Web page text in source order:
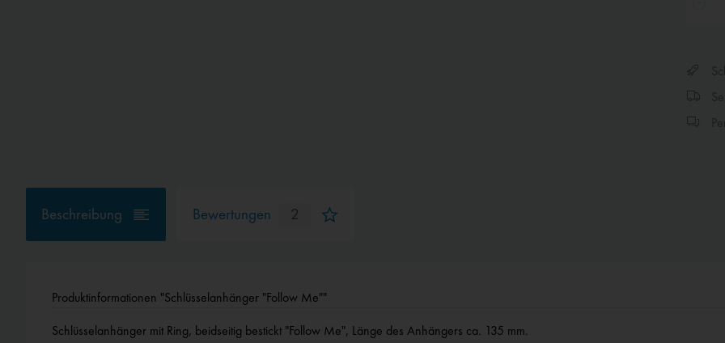
Beschreibung Bewertungen 2
Produktinformationen "Schlüsselanhänger "Follow Me""
Schlüsselanhänger mit Ring, beidseitig bestickt "Follow Me", Länge des Anhängers ca. 135 mm.